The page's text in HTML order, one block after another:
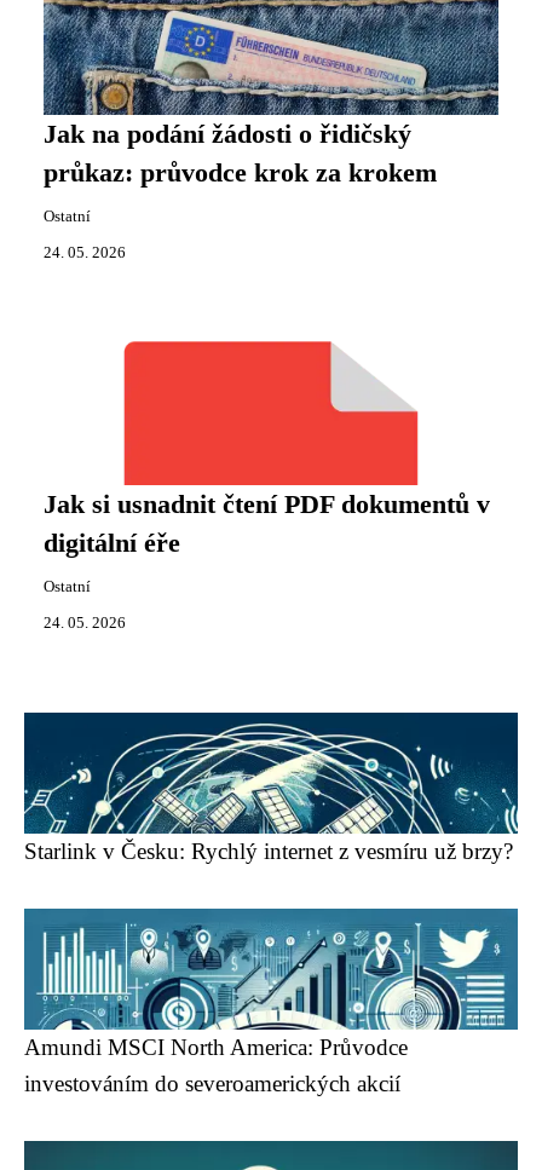
Jak na podání žádosti o řidičský
průkaz: průvodce krok za krokem
Ostatní
24. 05. 2026
Jak si usnadnit čtení PDF dokumentů v
digitální éře
Ostatní
24. 05. 2026
Starlink v Česku: Rychlý internet z vesmíru už brzy?
Amundi MSCI North America: Průvodce
investováním do severoamerických akcií